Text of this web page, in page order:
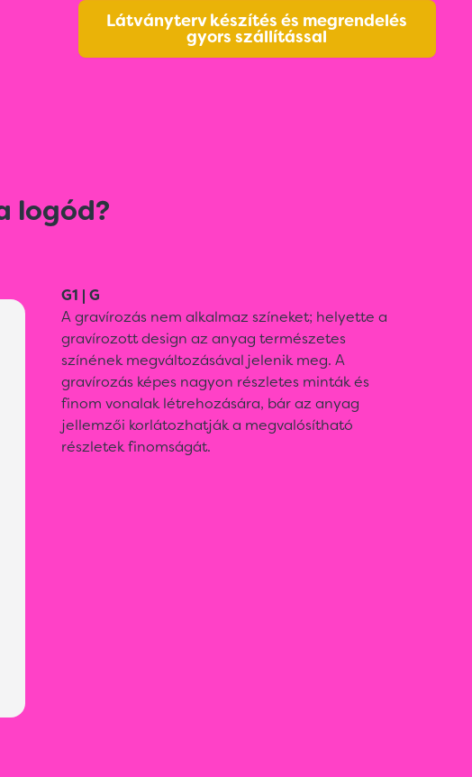
Látványterv készítés és megrendelés
gyors szállítással
logód?
G1 | G
A gravírozás nem alkalmaz színeket; helyette a
gravírozott design az anyag természetes
színének megváltozásával jelenik meg. A
gravírozás képes nagyon részletes minták és
finom vonalak létrehozására, bár az anyag
jellemzői korlátozhatják a megvalósítható
részletek finomságát.